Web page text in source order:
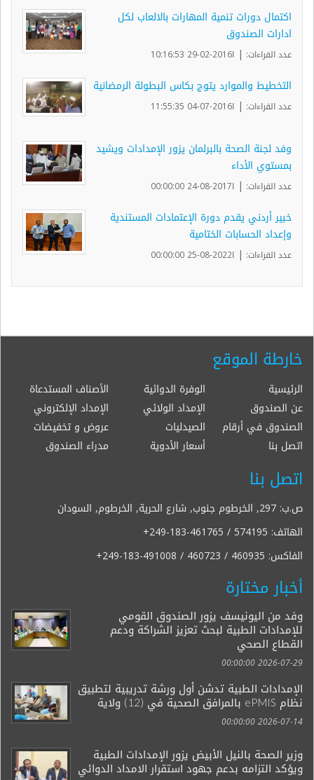
اكتمال دورات تنمية المهارات بالالعاب لكل
ادارات الصندوق
عدد القراءات: | ا2016-02-29 10:16:53
التخطيط والموارد يتوج بكاس البطولة الرمضانية
عدد القراءات: | ا2016-07-04 11:55:35
وفد لجنة الصحة بالبرلمان يزور الإمدادات ويشيد
بمستوي الأداء
عدد القراءات: | ا2017-08-24 00:00:00
خبير أردني يقدم دورة الإعتمادات المستندية
وإعداد الحسابات الختامية
عدد القراءات: | ا2022-08-25 00:00:00
خارطة الموقع
الرئيسية الوفرة الدوائية
الأصناف المستدعاة
عن الصندوق
الإمداد الولائي
الإمداد الإلكتروني
الصندوق في أرقام
الصيدليات
عروض و تخفيضات
اتصل بنا
أسعار الأدوية مدراء الصندوق
اتصل بنا
ص.ب: 297, الخرطوم جنوب, شارع الحرية, الخرطوم, السودان
الهاتف: +249-183-461765 / 574195
الفاكس: +249-183-491008 / 460723 / 460935
أخبار مختارة
وفد من اليونيسف يزور الصندوق القومي
للإمدادات الطبية لبحث تعزيز الشراكة ودعم
القطاع الصحي
2026-07-29 00:00:00
الإمدادات الطبية تدشن أول ورشة تدريبية لتطبيق
نظام ePMIS بالمرافق الصحية في (12) ولاية
2026-07-14 00:00:00
وزير الصحة بالنيل الأبيض يزور الإمدادات الطبية
ويؤكد التزامه بدعم جهود استقرار الامداد الدوائي